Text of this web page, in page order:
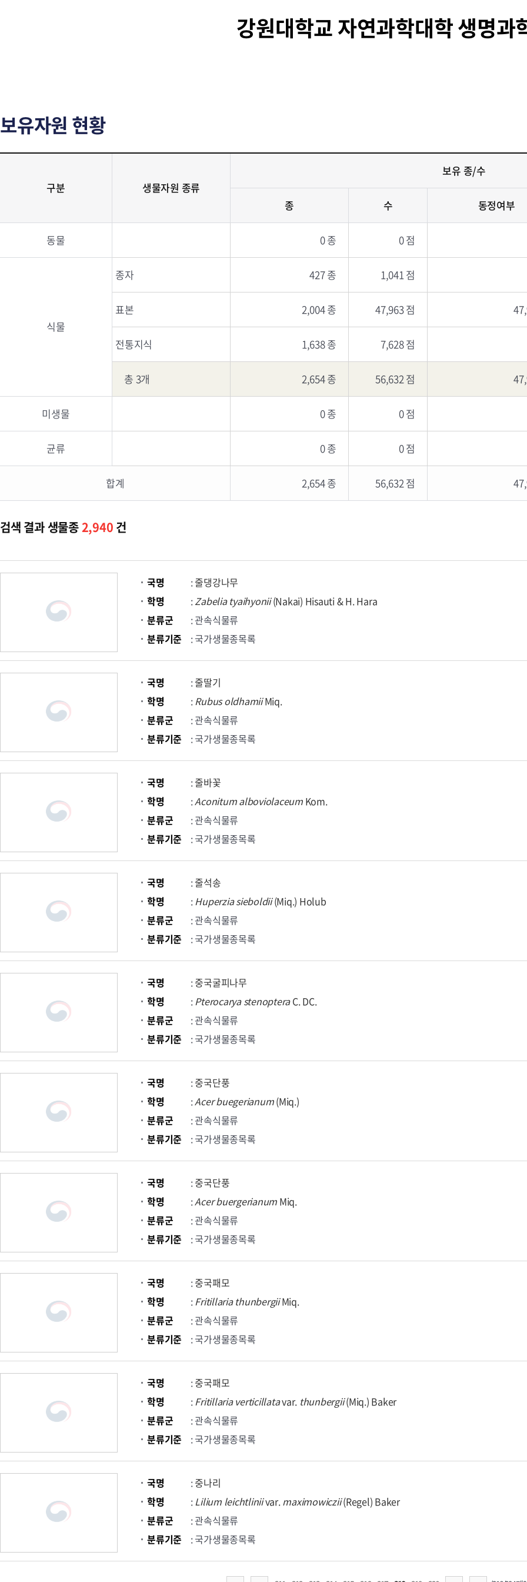
강원대학교 자연과학대학 생명과
보유자원 현황
구분 생물자원 종류
보유 종/수
종
수 동정여부
동물 0 종 0 점
식물
종자 427 종 1,041 점
표본 2,004 종 47,963 점
전통지식 1,638 종 7,628 점
총 3개 2,654 종 56,632 점
미생물 0 종 0 점
균류 0 종 0 점
합계 2,654 종 56,632 점
검색 결과 생물종2,940 건
국명 :줄댕강나무
학명
:Zabelia tyaihyonii(Nakai) Hisauti & H. Hara
분류군
: 관속식물류
분류기준
: 국가생물종목록
국명 :줄딸기
학명
:Rubus oldhamiiMiq.
분류군
: 관속식물류
분류기준
: 국가생물종목록
국명 :줄바꽃
학명
:AconitumalboviolaceumKom.
분류군
: 관속식물류
분류기준
: 국가생물종목록
국명 :줄석송
학명
:Huperziasieboldii(Miq.) Holub
분류군
: 관속식물류
분류기준
: 국가생물종목록
국명 :중국굴피나무
학명
:Pterocarya stenopteraC. DC.
분류군
: 관속식물류
분류기준
: 국가생물종목록
국명 :중국단풍
학명
:Acerbuegerianum(Miq.)
분류군
: 관속식물류
분류기준
: 국가생물종목록
국명 :중국단풍
학명
:Acerbuergerianum Miq.
분류군
: 관속식물류
분류기준
: 국가생물종목록
국명 :중국패모
학명
:Fritillaria thunbergiiMiq.
분류군
: 관속식물류
분류기준
: 국가생물종목록
국명 :중국패모
학명
:Fritillaria verticillatavar. thunbergii(Miq.) Baker
분류군
: 관속식물류
분류기준
: 국가생물종목록
국명 :중나리
학명
:Lilium leichtliniivar.maximowiczii(Regel) Baker
분류군
: 관속식물류
분류기준
: 국가생물종목록